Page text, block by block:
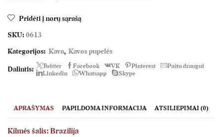
Brazil
de
Pridėti į norų sąrašą
SKU:0613
Kategorijos: Kava, Kavos pupelės
Dalintis: Twitter Facebook VK Pinterest
Paštu draugui
Linkedin
Whatsapp Skype
APRAŠYMAS PAPILDOMA INFORMACIJA ATSILIEPIMAI (0)
Kilmės šalis: Brazilija